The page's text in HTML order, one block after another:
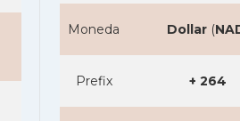
Moneda Dollar(
Prefix + 264